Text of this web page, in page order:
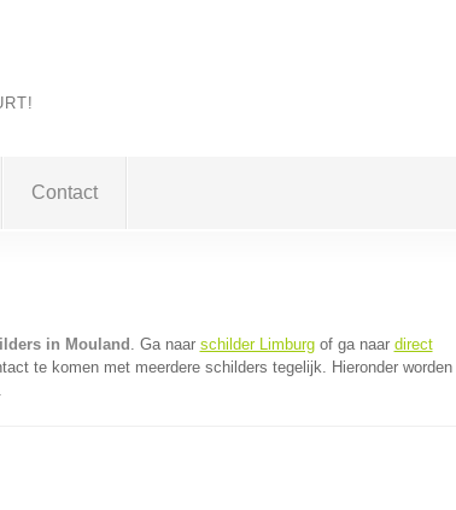
Contact
in Mouland . Ga naar schilder Limburgof ga naar direct
te komen met meerdere schilders tegelijk. Hieronder worden